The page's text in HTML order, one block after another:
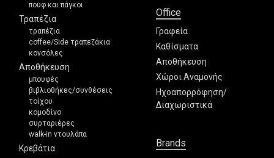
πουφ και πάγκοι
Τραπέζια
τραπέζια
coffee/Side τραπεζάκια
κονσόλες
Αποθήκευση
μπουφές
βιβλιοθήκες/συνθέσεις
τοίχου
κομοδίνο
συρταριέρες
walk-in ντουλάπα
Κρεβάτια
Office
Γραφεία
Καθίσματα
Αποθήκευση
Χώροι Αναμονής
Ηχοαπορρόφηση/
Διαχωριστικά
Brands